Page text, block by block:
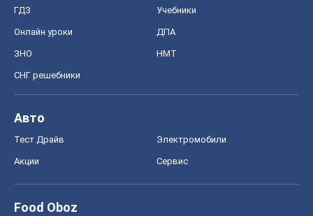
ГДЗ Учебники
Онлайн уроки ДПА
ЗНО НМТ
СНГ решебники
Авто
Тест Драйв Электромобили
Акции Сервис
Food Oboz